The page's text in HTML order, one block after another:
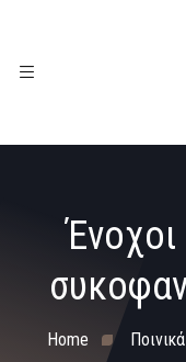
Home